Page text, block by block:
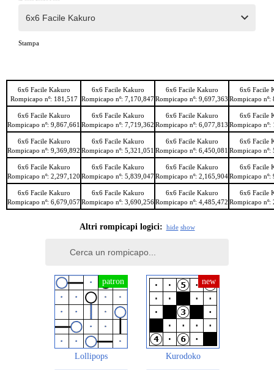
Stampa
6x6 Facile Kakuro
Rompicapo nº: 181,517
6x6 Facile Kakuro
Rompicapo nº: 7,170,847
6x6 Facile Kakuro
Rompicapo nº: 9,697,363
6x6 Facile
Rompicapo nº:
6x6 Facile Kakuro
Rompicapo nº: 9,867,661
6x6 Facile Kakuro
Rompicapo nº: 7,719,362
6x6 Facile Kakuro
Rompicapo nº: 6,077,813
6x6 Facile
Rompicapo nº:
6x6 Facile Kakuro
Rompicapo nº: 9,369,892
6x6 Facile Kakuro
Rompicapo nº: 5,321,051
6x6 Facile Kakuro
Rompicapo nº: 6,450,081
6x6 Facile
Rompicapo nº:
6x6 Facile Kakuro
Rompicapo nº: 2,297,120
6x6 Facile Kakuro
Rompicapo nº: 5,839,047
6x6 Facile Kakuro
Rompicapo nº: 2,165,904
6x6 Facile
Rompicapo nº:
6x6 Facile Kakuro
Rompicapo nº: 6,679,057
6x6 Facile Kakuro
Rompicapo nº: 3,690,256
6x6 Facile Kakuro
Rompicapo nº: 4,485,472
6x6 Facile
Rompicapo nº:
Altri rompicapi logici: hide show
Lollipops Kurodoko